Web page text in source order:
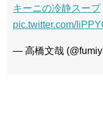
キーニの冷静スープ
pic.twitter.com/
— 高橋文哉